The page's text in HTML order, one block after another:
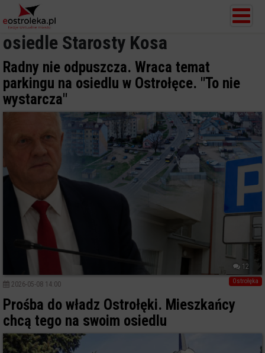
osiedle Starosty Kosa
Radny nie odpuszcza. Wraca temat
parkingu na osiedlu w Ostrołęce. "To nie
wystarcza"
12
Ostrołęka
2026-05-08 14:00
Prośba do władz Ostrołęki. Mieszkańcy
chcą tego na swoim osiedlu